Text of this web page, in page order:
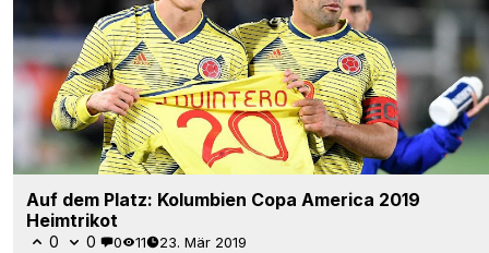
Auf dem Platz: Kolumbien Copa America 2019
Heimtrikot
0 0 0 11 23. Mär 2019